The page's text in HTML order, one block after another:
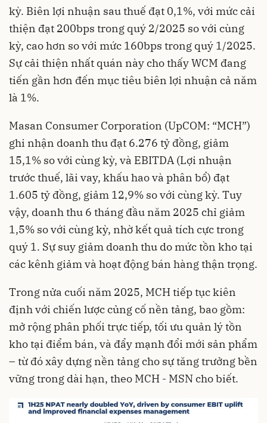
kỳ. Biên lợi nhuận sau thuế đạt 0,1%, với mức cải
thiện đạt 200bps trong quý 2/2025 so với cùng
kỳ, cao hơn so với mức 160bps trong quý 1/2025.
Sự cải thiện nhất quán này cho thấy WCM đang
tiến gần hơn đến mục tiêu biên lợi nhuận cả năm
là 1%.
Masan Consumer Corporation (UpCOM: “MCH”)
ghi nhận doanh thu đạt 6.276 tỷ đồng, giảm
15,1% so với cùng kỳ, và EBITDA (Lợi nhuận
trước thuế, lãi vay, khấu hao và phân bổ) đạt
1.605 tỷ đồng, giảm 12,9% so với cùng kỳ. Tuy
vậy, doanh thu 6 tháng đầu năm 2025 chỉ giảm
1,5% so với cùng kỳ, nhờ kết quả tích cực trong
quý 1. Sự suy giảm doanh thu do mức tồn kho tại
các kênh giảm và hoạt động bán hàng thận trọng.
Trong nửa cuối năm 2025, MCH tiếp tục kiên
định với chiến lược củng cố nền tảng, bao gồm:
mở rộng phân phối trực tiếp, tối ưu quản lý tồn
kho tại điểm bán, và đẩy mạnh đổi mới sản phẩm
– từ đó xây dựng nền tảng cho sự tăng trưởng bền
vững trong dài hạn, theo MCH - MSN cho biết.